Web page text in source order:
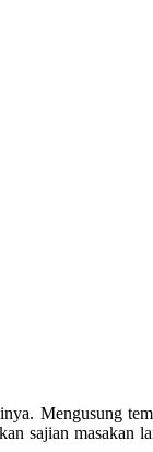
Mengusung
sajian masakan